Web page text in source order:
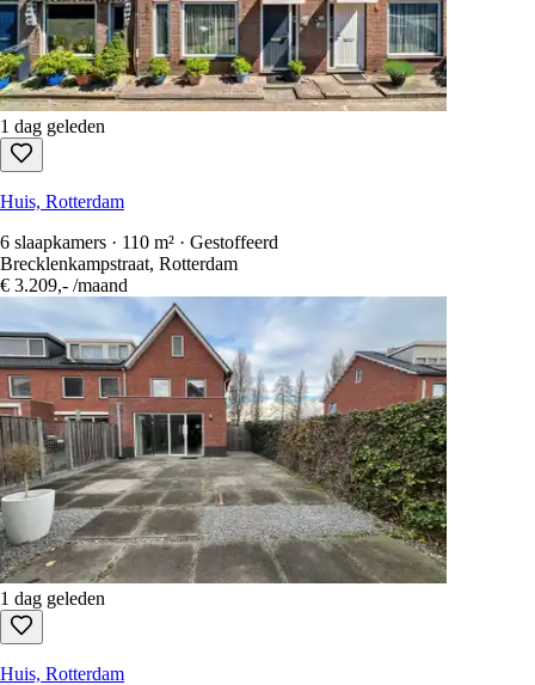
1 dag geleden
Huis, Rotterdam
6 slaapkamers · 110 m² · Gestoffeerd
Brecklenkampstraat, Rotterdam
€ 3.209,- /maand
1 dag geleden
Huis, Rotterdam